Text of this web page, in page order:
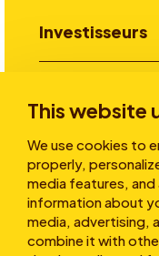
This website
We use cookies to
properly,
media features, and
information about
media, advertising,
combine it with
Investisseurs
Aller plus loin
A propos